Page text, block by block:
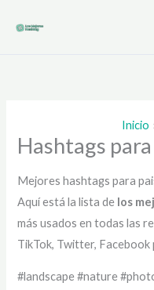
Inicio
Hashtags
Mejores hashtags para
Aquí está la lista de los
más usados en todas las
TikTok, Twitter, Facebook
#landscape #nature